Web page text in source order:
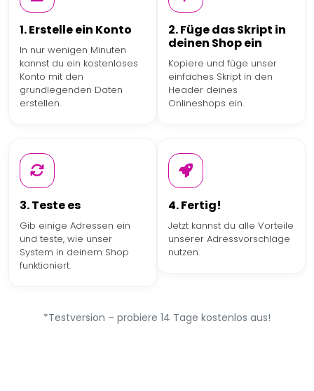
1. Erstelle ein Konto
In nur wenigen Minuten
kannst du ein kostenloses
Konto mit den
grundlegenden Daten
erstellen.
2. Füge das Skript in
deinen Shop ein
Kopiere und füge unser
einfaches Skript in den
Header deines
Onlineshops ein.
3. Teste es
Gib einige Adressen ein
und teste, wie unser
System in deinem Shop
funktioniert.
4. Fertig!
Jetzt kannst du alle Vorteile
unserer Adressvorschläge
nutzen.
*Testversion – probiere 14 Tage kostenlos aus!